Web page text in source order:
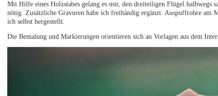
Mit Hilfe eines Holzstabes gelang es mir, den dreiteiligen Flügel halbwegs
nötig. Zusätzliche Gravuren habe ich freihändig ergänzt. Auspuffrohre am
ich selbst hergestellt.
Die Bemalung und Markierungen orientieren sich an Vorlagen aus dem